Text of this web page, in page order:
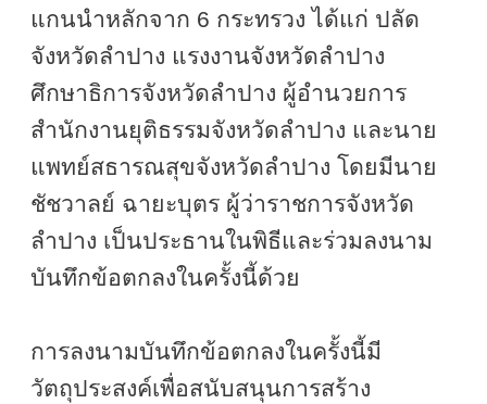
แกนนำหลักจาก 6 กระทรวง ได้แก่ ปลัด
จังหวัดลำปาง แรงงานจังหวัดลำปาง
ศึกษาธิการจังหวัดลำปาง ผู้อำนวยการ
สำนักงานยุติธรรมจังหวัดลำปาง และนาย
แพทย์สธารณสุขจังหวัดลำปาง โดยมีนาย
ชัชวาลย์ ฉายะบุตร ผู้ว่าราชการจังหวัด
ลำปาง เป็นประธานในพิธีและร่วมลงนาม
บันทึกข้อตกลงในครั้งนี้ด้วย
การลงนามบันทึกข้อตกลงในครั้งนี้มี
วัตถุประสงค์เพื่อสนับสนุนการสร้าง